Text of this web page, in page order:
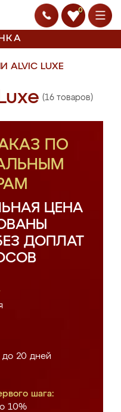
0
ALVIC LUXE
(16 товаров)
ПО
ЦЕНА
ДОПЛАТ
до 20 дней
шага:
10%